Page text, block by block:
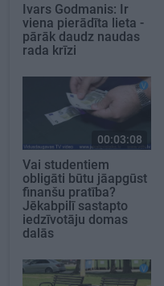
Ivars Godmanis: Ir
viena pierādīta lieta -
pārāk daudz naudas
rada krīzi
00:03:08
Vai studentiem
obligāti būtu jāapgūst
finanšu pratība?
Jēkabpilī sastapto
iedzīvotāju domas
dalās